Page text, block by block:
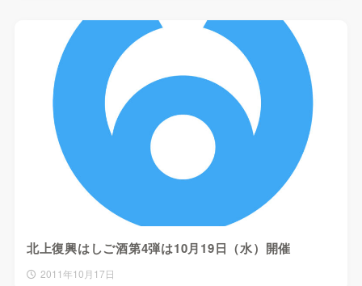
北上復興はしご酒第4弾は10月19日（水）開催
2011年10月17日